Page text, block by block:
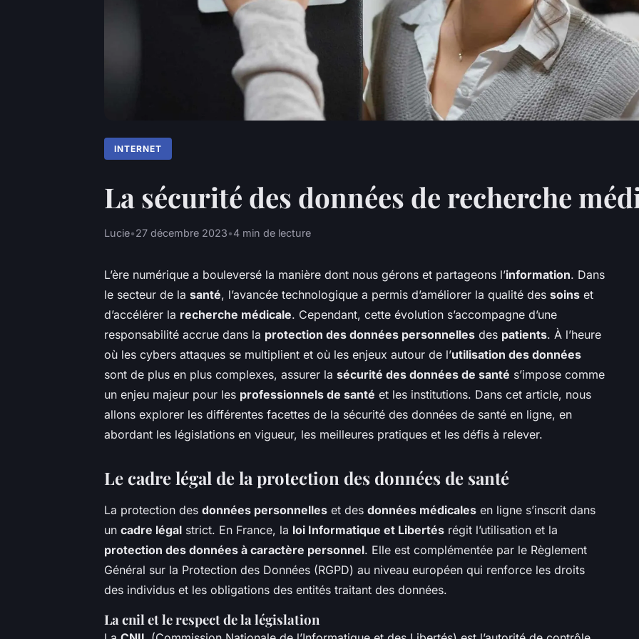
INTERNET
La sécurité des données de recherche
Lucie•27 décembre 2023•4 min de lecture
L’ère numérique a bouleversé la manière dont nous gérons et partageons l’information. Dans
le secteur de la santé, l’avancée technologique a permis d’améliorer la qualité des soins et
d’accélérer la recherche médicale. Cependant, cette évolution s’accompagne d’une
responsabilité accrue dans la protection des données personnelles des patients. À l’heure
où les cybers attaques se multiplient et où les enjeux autour de l’utilisation des données
sont de plus en plus complexes, assurer la sécurité des données de santé s’impose comme
un enjeu majeur pour les professionnels de santé et les institutions. Dans cet article, nous
allons explorer les différentes facettes de la sécurité des données de santé en ligne, en
abordant les législations en vigueur, les meilleures pratiques et les défis à relever.
Le cadre légal de la protection des données de santé
La protection des données personnelles et des données médicales en ligne s’inscrit dans
un cadre légal strict. En France, la loi Informatique et Libertés régit l’utilisation et la
protection des données à caractère personnel. Elle est complémentée par le Règlement
Général sur la Protection des Données (RGPD) au niveau européen qui renforce les droits
des individus et les obligations des entités traitant des données.
La cnil et le respect de la législation